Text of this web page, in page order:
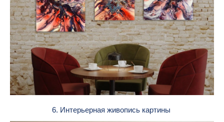
6. Интерьерная живопись картины